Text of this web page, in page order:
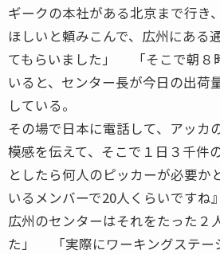
ギークの本社がある北京まで行き
ほしいと頼みこんで、広州にある
てもらいました」 「そこで朝８
いると、センター長が今日の出荷
している。
その場で日本に電話して、アッカ
模感を伝えて、そこで１日３千件
としたら何人のピッカーが必要か
いるメンバーで20人くらいですね
広州のセンターはそれをたった２
た」 「実際にワーキングステー